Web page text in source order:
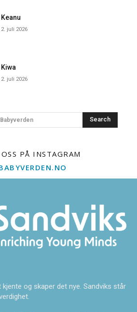
Keanu
2. juli 2026
Kiwa
2. juli 2026
Search
PÅ INSTAGRAM
og skaper det nye. Sandviks står